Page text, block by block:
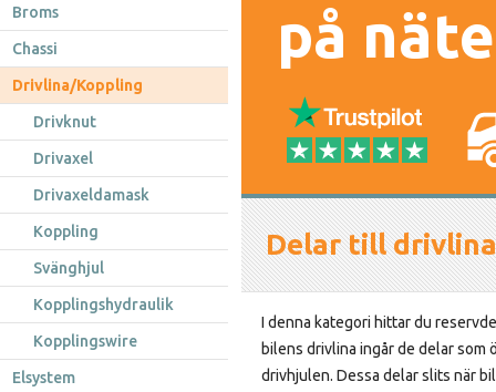
Broms
Chassi
Drivlina/Koppling
Drivknut
Drivaxel
Drivaxeldamask
Koppling
Svänghjul
Kopplingshydraulik
Kopplingswire
Elsystem
på
Delar till
I denna kategori hittar du
bilens drivlina ingår de delar
drivhjulen. Dessa delar slits när